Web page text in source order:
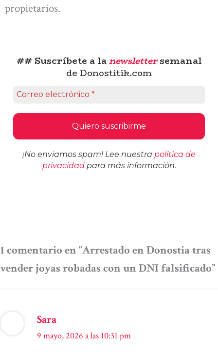
propietarios.
## Suscríbete a lanewslettersemanal
de Donostitik.com
¡No enviamos spam! Lee nuestra política de
privacidadpara más información.
1 comentario en “Arrestado en Donostia tras
vender joyas robadas con un DNI falsificado”
Sara
9 mayo, 2026 a las 10:31 pm